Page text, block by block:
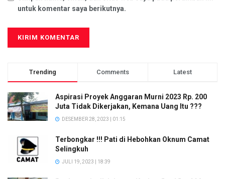
untuk komentar saya berikutnya.
Trending Comments Latest
Aspirasi Proyek Anggaran Murni 2023 Rp. 200
Juta Tidak Dikerjakan, Kemana Uang Itu ???
DESEMBER 28, 2023 | 01:15
Terbongkar !!! Pati di Hebohkan Oknum Camat
Selingkuh
JULI 19, 2023 | 18:39